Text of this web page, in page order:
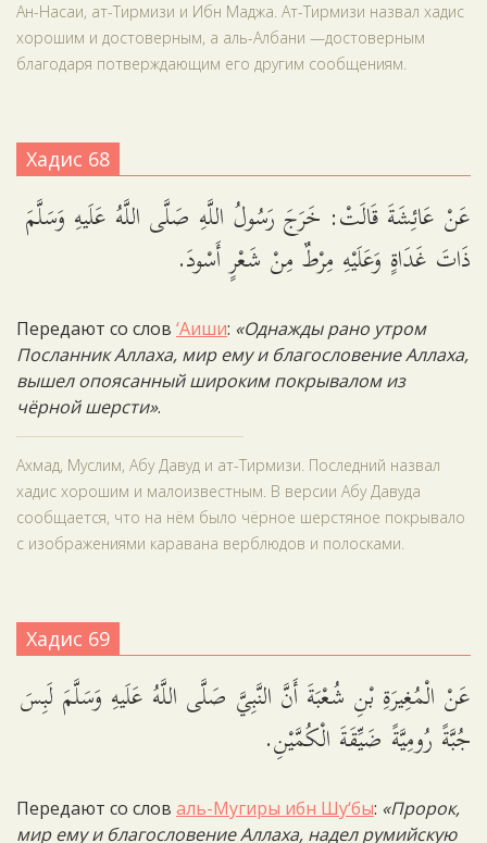
Ан-Насаи, ат-Тирмизи и Ибн Маджа. Ат-Тирмизи назвал хадис
хорошим и достоверным, а аль-Албани —достоверным
благодаря потверждающим его другим сообщениям.
Хадис 68
عَنْ عَائِشَةَ قَالَتْ: خَرَجَ رَسُولُ اللَّهِ صَلَّى اللَّهُ عَلَيهِ وَسَلَّمَ
ذَاتَ غَدَاةٍ وَعَلَيْهِ مِرْطٌ مِنْ شَعْرٍ أَسْودَ.
Передают со слов ‘Аиши: «Однажды рано утром
Посланник Аллаха, мир ему и благословение Аллаха,
вышел опоясанный широким покрывалом из
чёрной шерсти».
Ахмад, Муслим, Абу Давуд и ат-Тирмизи. Последний назвал
хадис хорошим и малоизвестным. В версии Абу Давуда
сообщается, что на нём было чёрное шерстяное покрывало
с изображениями каравана верблюдов и полосками.
Хадис 69
عَنْ الْمُغِيرَةِ بْنِ شُعْبَةَ أَنَّ النَّبِيَّ صَلَّى اللَّهُ عَلَيهِ وَسَلَّمَ لَبِسَ
جُبَّةً رُومِيَّةً ضَيِّقَةَ الْكُمَّيْنِ.
Передают со слов аль-Мугиры ибн Шу‘бы: «Пророк,
мир ему и благословение Аллаха, надел румийскую